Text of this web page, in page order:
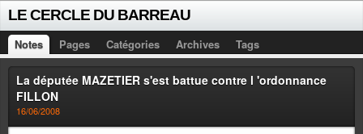
LE CERCLE DU BARREAU
Notes Pages Catégories Archives Tags
La députée MAZETIER s'est battue contre l 'ordonnance
FILLON
16/06/2008